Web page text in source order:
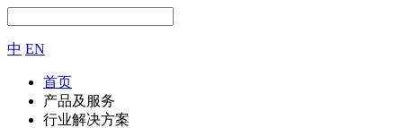
中 EN
首页
产品及服务
行业解决方案